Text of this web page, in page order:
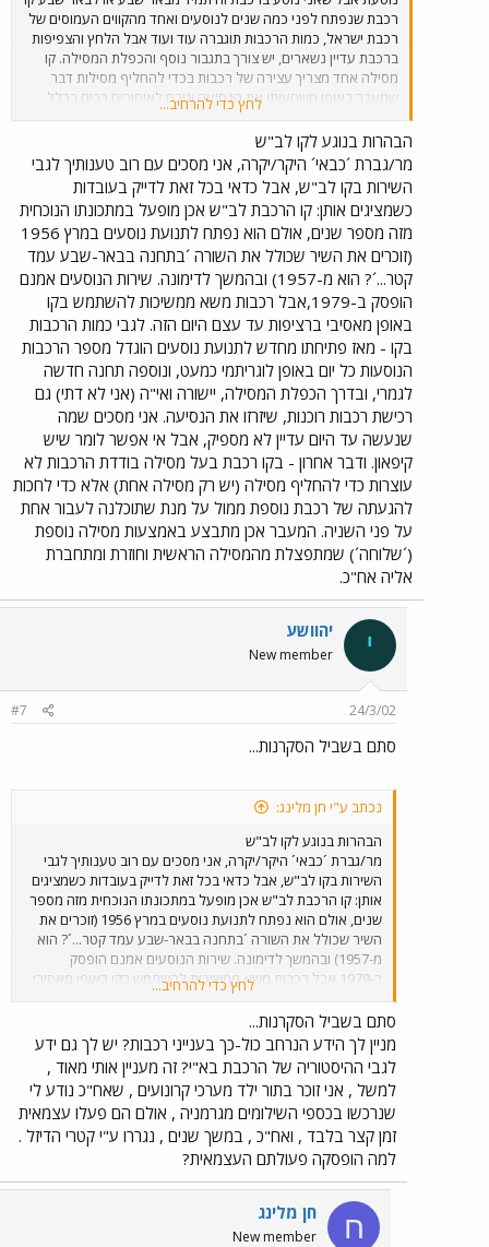
רכבת שנפתח לפני כמה שנים לנוסעים ואחד מהקווים העמוסים של
רכבת ישראל, כמות הרכבות תוגברה עוד ועוד אבל הלחץ והצפיפות
ברכבת עדיין נשארים, יש צורך בתגבור נוסף והכפלת המסילה. קו
מסילה אחד מצריך עצירה של רכבות בכדי להחליף מסילות דבר
שמעכב באופן משמעותי את הנסיעה וגורם לאיחורים רבים בכלל
עניין האיחורים של הרכבות הוא כרוני, בעיקר בקו הזה
לחץ כדי להרחיב...
הבהרות בנוגע לקו לב"ש
מר/גברת ´כבאי´ היקר/יקרה, אני מסכים עם רוב טענותיך לגבי
השירות בקו לב"ש, אבל כדאי בכל זאת לדייק בעובדות
כשמציגים אותן: קו הרכבת לב"ש אכן מופעל במתכונתו הנוכחית
מזה מספר שנים, אולם הוא נפתח לתנועת נוסעים במרץ 1956
(זוכרים את השיר שכולל את השורה ´בתחנה בבאר-שבע עמד
קטר...´? הוא מ-1957) ובהמשך לדימונה. שירות הנוסעים אמנם
הופסק ב-1979,אבל רכבות משא ממשיכות להשתמש בקו
באופן מאסיבי ברציפות עד עצם היום הזה. לגבי כמות הרכבות
בקו - מאז פתיחתו מחדש לתנועת נוסעים הוגדל מספר הרכבות
הנוסעות כל יום באופן לוגריתמי כמעט, ונוספה תחנה חדשה
לגמרי, ובדרך הכפלת המסילה, יישורה ואי"ה (אני לא דתי) גם
רכישת רכבות רוכנות, שיזרזו את הנסיעה. אני מסכים שמה
שנעשה עד היום עדיין לא מספיק, אבל אי אפשר לומר שיש
קיפאון. ודבר אחרון - בקו רכבת בעל מסילה בודדת הרכבות לא
עוצרות כדי להחליף מסילה (יש רק מסילה אחת) אלא כדי לחכות
להגעתה של רכבת נוספת ממול על מנת שתוכלנה לעבור אחת
על פני השניה. המעבר אכן מתבצע באמצעות מסילה נוספת
(´שלוחה´) שמתפצלת מהמסילה הראשית וחוזרת ומתחברת
אליה אח"כ.
י יהוושע
New member
24/3/02
#7
סתם בשביל הסקרנות...
נכתב ע"י חן מלינג:
הבהרות בנוגע לקו לב"ש
מר/גברת ´כבאי´ היקר/יקרה, אני מסכים עם רוב טענותיך לגבי
השירות בקו לב"ש, אבל כדאי בכל זאת לדייק בעובדות כשמציגים
אותן: קו הרכבת לב"ש אכן מופעל במתכונתו הנוכחית מזה מספר
שנים, אולם הוא נפתח לתנועת נוסעים במרץ 1956 (זוכרים את
השיר שכולל את השורה ´בתחנה בבאר-שבע עמד קטר...´? הוא
מ-1957) ובהמשך לדימונה. שירות הנוסעים אמנם הופסק
ב-1979,אבל רכבות משא ממשיכות להשתמש בקו באופן מאסיבי
ברציפות עד עצם היום הזה. לגבי כמות הרכבות בקו - מאז פתיחתו
מחדש לתנועת נוסעים הוגדל מספר הרכבות הנוסעות כל יום
באופן לוגריתמי כמעט, ונוספה תחנה חדשה לגמרי, ובדרך
הכפלת המסילה, יישורה ואי"ה (אני לא דתי) גם רכישת רכבות
רוכנות, שיזרזו את הנסיעה. אני מסכים שמה שנעשה עד היום
עדיין לא מספיק, אבל אי אפשר לומר שיש קיפאון. ודבר אחרון -
בקו רכבת בעל מסילה בודדת הרכבות לא עוצרות כדי להחליף
מסילה (יש רק מסילה אחת) אלא כדי לחכות להגעתה של רכבת
נוספת ממול על מנת שתוכלנה לעבור אחת על פני השניה.
המעבר אכן מתבצע באמצעות מסילה נוספת (´שלוחה´)
שמתפצלת מהמסילה הראשית וחוזרת ומתחברת אליה אח"כ.
לחץ כדי להרחיב...
סתם בשביל הסקרנות...
מניין לך הידע הנרחב כול-כך בענייני רכבות? יש לך גם ידע
לגבי ההיסטוריה של הרכבת בא"י? זה מעניין אותי מאוד ,
למשל , אני זוכר בתור ילד מערכי קרונועים , שאח"כ נודע לי
שנרכשו בכספי השילומים מגרמניה , אולם הם פעלו עצמאית
זמן קצר בלבד , ואח"כ , במשך שנים , נגררו ע"י קטרי הדיזל .
למה הופסקה פעולתם העצמאית?
ח חן מלינג
New member